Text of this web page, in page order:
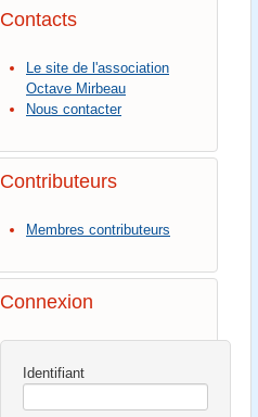
Contacts
Le site de l'association
Octave Mirbeau
Nous contacter
Contributeurs
Membres contributeurs
Connexion
Identifiant